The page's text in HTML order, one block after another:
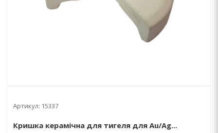
Артикул: 15337
Кришка керамічна для тигеля для Au/Ag...